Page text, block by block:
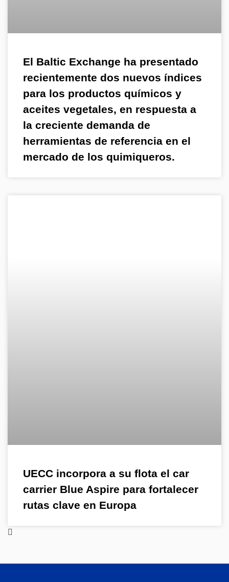
El Baltic Exchange ha presentado
recientemente dos nuevos índices
para los productos químicos y
aceites vegetales, en respuesta a
la creciente demanda de
herramientas de referencia en el
mercado de los quimiqueros.
UECC incorpora a su flota el car
carrier Blue Aspire para fortalecer
rutas clave en Europa